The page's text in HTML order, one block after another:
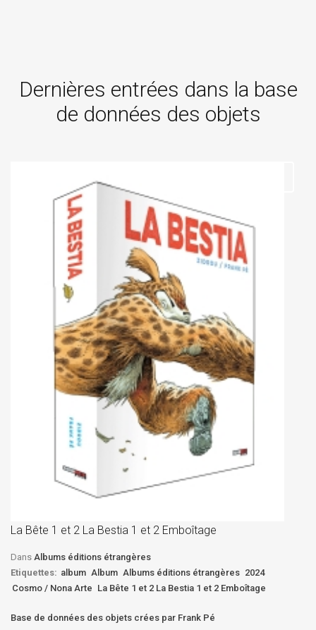
Dernières entrées dans la base
de données des objets
La Bête 1 et 2 La Bestia 1 et 2 Emboîtage
Dans Albums éditions étrangères
Etiquettes: album Album Albums éditions étrangères 2024
Cosmo / Nona Arte La Bête 1 et 2 La Bestia 1 et 2 Emboîtage
Base de données des objets crées par Frank Pé